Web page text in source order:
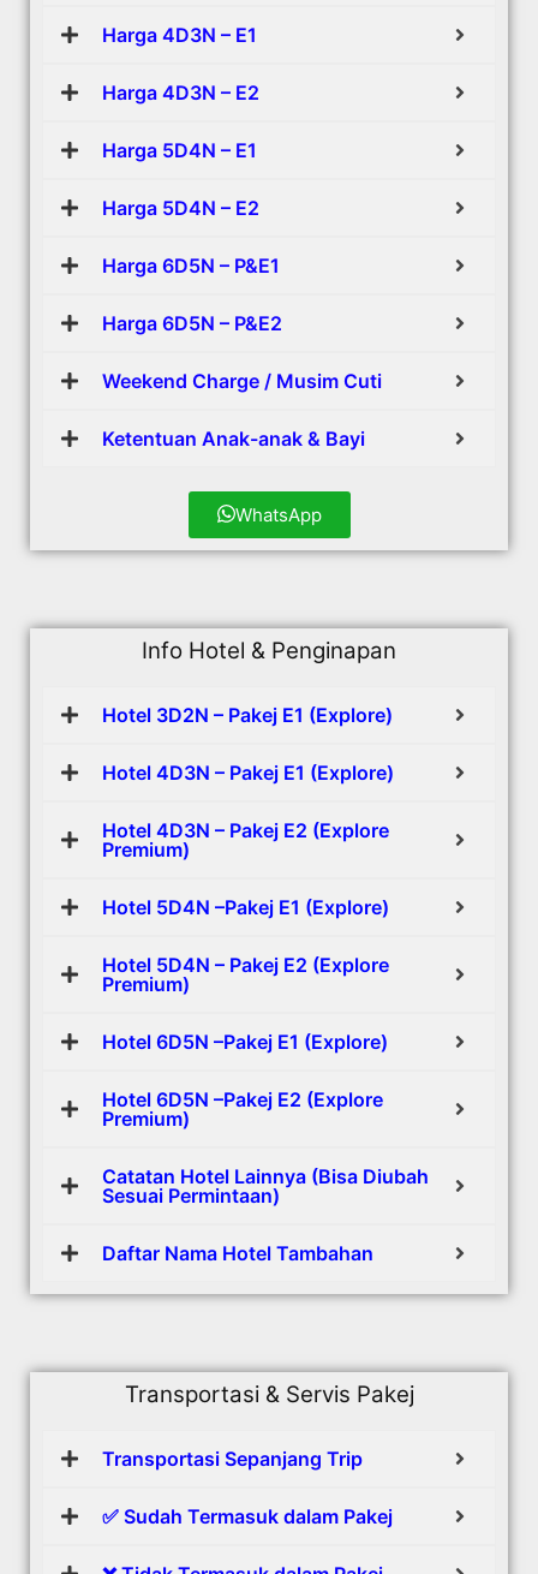
Harga 4D3N – E1
Harga 4D3N – E2
Harga 5D4N – E1
Harga 5D4N – E2
Harga 6D5N – P&E1
Harga 6D5N – P&E2
Weekend Charge / Musim Cuti
Ketentuan Anak-anak & Bayi
WhatsApp
Info Hotel & Penginapan
Hotel 3D2N – Pakej E1 (Explore)
Hotel 4D3N – Pakej E1 (Explore)
Hotel 4D3N – Pakej E2 (Explore
Premium)
Hotel 5D4N –Pakej E1 (Explore)
Hotel 5D4N – Pakej E2 (Explore
Premium)
Hotel 6D5N –Pakej E1 (Explore)
Hotel 6D5N –Pakej E2 (Explore
Premium)
Catatan Hotel Lainnya (Bisa Diubah
Sesuai Permintaan)
Daftar Nama Hotel Tambahan
Transportasi & Servis Pakej
Transportasi Sepanjang Trip
✅ Sudah Termasuk dalam Pakej